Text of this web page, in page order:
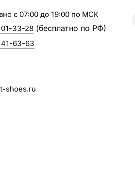
с 07:00 до 19:00 по МСК
33-28 (бесплатно по РФ)
63-63
shoes.ru